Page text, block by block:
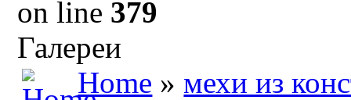
on line 379
Галереи
Home »мехи из